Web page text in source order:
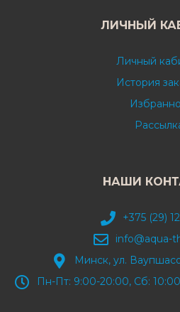
ЛИЧНЫЙ
Личный
История
НАШИ
+375 (29)
info@aqua-
Минск, ул.
Пн-Пт: 9:00-20:00, Сб: